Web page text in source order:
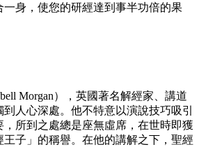
身，使您的研經達到事半功倍的果
Morgan），英國著名解經家、講道
人心深處。他不特意以演說技巧吸引
所到之處總是座無虛席，在世時即獲
子」的稱譽。在他的講解之下，聖經